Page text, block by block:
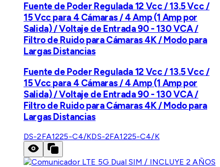
Fuente de Poder Regulada 12 Vcc / 13.5 Vcc /
15 Vcc para 4 Cámaras / 4 Amp (1 Amp por
Salida) / Voltaje de Entrada 90 - 130 VCA /
Filtro de Ruido para Cámaras 4K / Modo para
Largas Distancias
Fuente de Poder Regulada 12 Vcc / 13.5 Vcc /
15 Vcc para 4 Cámaras / 4 Amp (1 Amp por
Salida) / Voltaje de Entrada 90 - 130 VCA /
Filtro de Ruido para Cámaras 4K / Modo para
Largas Distancias
DS-2FA1225-C4/KDS-2FA1225-C4/K